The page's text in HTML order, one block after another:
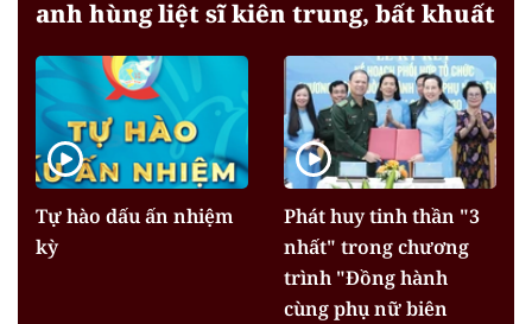
anh hùng liệt sĩ kiên trung, bất khuất
Tự hào dấu ấn nhiệm
kỳ
Phát huy tinh thần "3
nhất" trong chương
trình "Đồng hành
cùng phụ nữ biên